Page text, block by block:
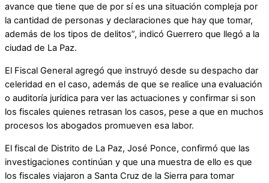
avance que tiene que de por sí es una situación compleja por
la cantidad de personas y declaraciones que hay que tomar,
además de los tipos de delitos”, indicó Guerrero que llegó a la
ciudad de La Paz.
El Fiscal General agregó que instruyó desde su despacho dar
celeridad en el caso, además de que se realice una evaluación
o auditoría jurídica para ver las actuaciones y confirmar si son
los fiscales quienes retrasan los casos, pese a que en muchos
procesos los abogados promueven esa labor.
El fiscal de Distrito de La Paz, José Ponce, confirmó que las
investigaciones continúan y que una muestra de ello es que
los fiscales viajaron a Santa Cruz de la Sierra para tomar